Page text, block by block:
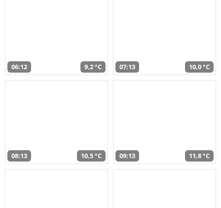
06:12 9,2 °C 07:13 10,0 °C
08:13 10,5 °C 09:13 11,8 °C